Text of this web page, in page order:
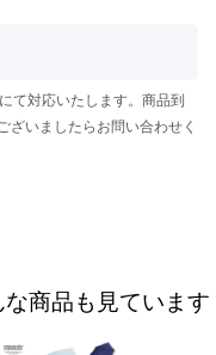
て対応いたします。商品到
ざいましたらお問い合わせく
商品も見ています